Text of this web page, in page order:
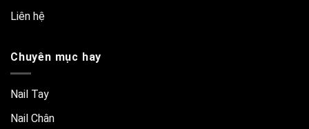
Liên hệ
Chuyên mục hay
Nail Tay
Nail Chân